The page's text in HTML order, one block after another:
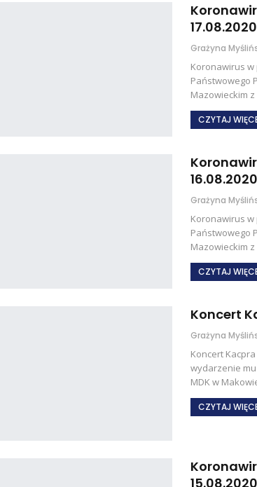
Koronawirus w
Państwowego
Mazowieckim
CZYTAJ
Koronawirus w
Państwowego
Mazowieckim
CZYTAJ
Koncert
Koncert
wydarzenie
MDK w
CZYTAJ